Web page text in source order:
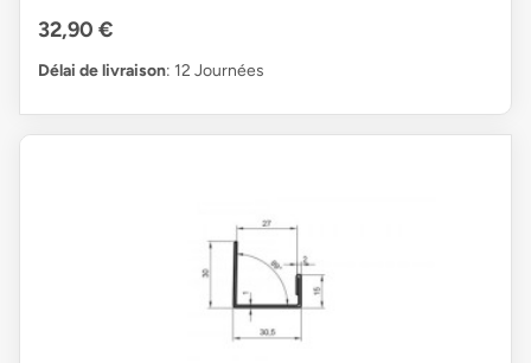
32,90 €
Délai de livraison: 12 Journées